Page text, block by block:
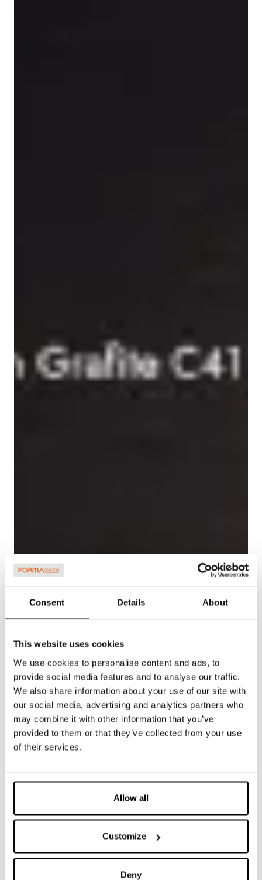
Consent Details About
This website uses cookies
We use cookies to personalise content and ads, to
provide social media features and to analyse our traffic.
We also share information about your use of our site with
our social media, advertising and analytics partners who
may combine it with other information that you’ve
provided to them or that they’ve collected from your use
of their services.
Allow all
Customize
Deny